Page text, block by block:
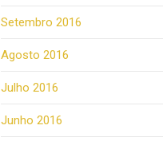
Setembro 2016
Agosto 2016
Julho 2016
Junho 2016